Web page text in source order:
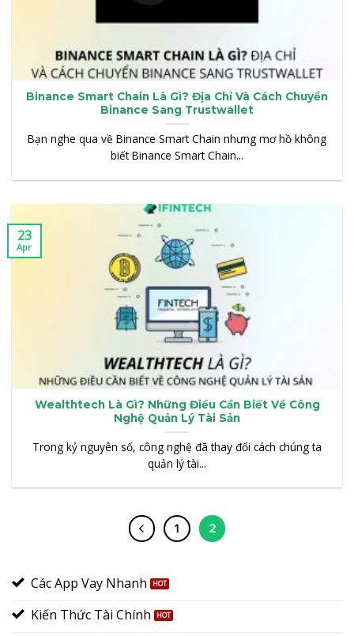
Binance Smart Chain Là Gì? Địa Chỉ Và Cách Chuyển
Binance Sang Trustwallet
Bạn nghe qua về Binance Smart Chain nhưng mơ hồ không
biết Binance Smart Chain...
Wealthtech Là Gì? Những Điều Cần Biết Về Công
Nghệ Quản Lý Tài Sản
Trong kỷ nguyên số, công nghệ đã thay đổi cách chúng ta
quản lý tài...
23
Apr
1 2
Các App Vay Nhanh
Kiến Thức Tài Chính